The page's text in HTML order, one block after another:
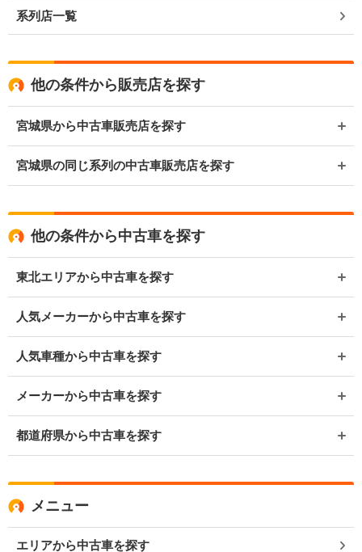
系列店一覧
他の条件から販売店を探す
宮城県から中古車販売店を探す
宮城県の同じ系列の中古車販売店を探す
他の条件から中古車を探す
東北エリアから中古車を探す
人気メーカーから中古車を探す
人気車種から中古車を探す
メーカーから中古車を探す
都道府県から中古車を探す
メニュー
エリアから中古車を探す